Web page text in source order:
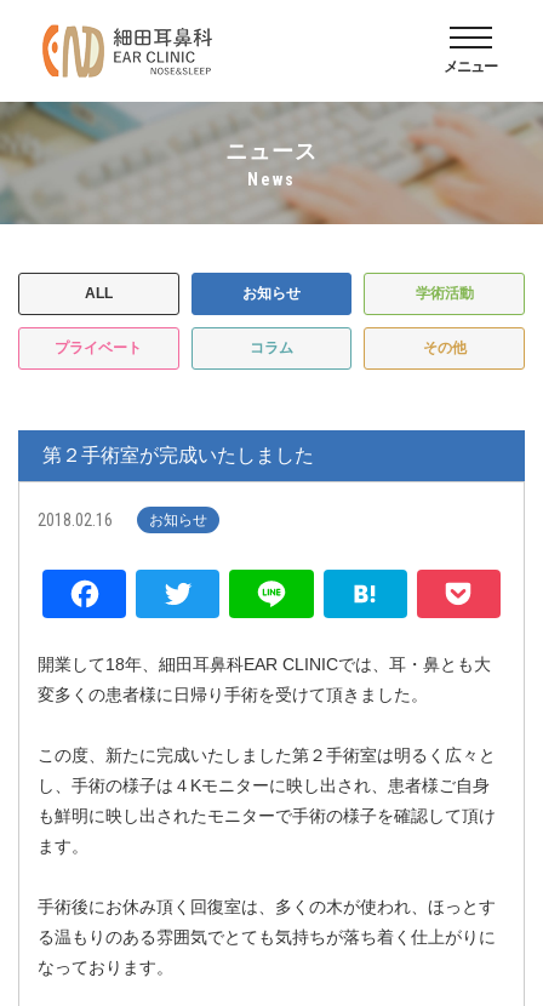
メニュー
ニュース
news
ALL お知らせ 学術活動
プライベート コラム その他
第２手術室が完成いたしました
2018.02.16 お知らせ
Facebook
Twitter Line Hatena
開業して18年、細田耳鼻科EAR CLINICでは、耳・鼻とも大
変多くの患者様に日帰り手術を受けて頂きました。
この度、新たに完成いたしました第２手術室は明るく広々と
し、手術の様子は４Kモニターに映し出され、患者様ご自身
も鮮明に映し出されたモニターで手術の様子を確認して頂け
ます。
手術後にお休み頂く回復室は、多くの木が使われ、ほっとす
る温もりのある雰囲気でとても気持ちが落ち着く仕上がりに
なっております。